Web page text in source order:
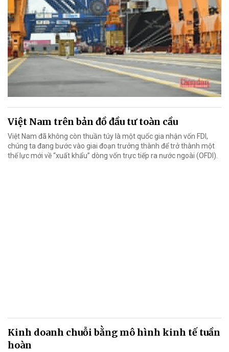
Việt Nam trên bản đồ đầu tư toàn cầu
Việt Nam đã không còn thuần túy là một quốc gia nhận vốn FDI,
chúng ta đang bước vào giai đoạn trưởng thành để trở thành một
thế lực mới về “xuất khẩu” dòng vốn trực tiếp ra nước ngoài (OFDI).
Kinh doanh chuỗi bằng mô hình kinh tế tuần
hoàn